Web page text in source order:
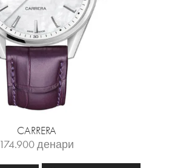
CARRERA
174.900денари